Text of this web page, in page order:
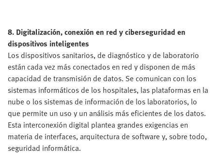
8. Digitalización, conexión en red y ciberseguridad en
dispositivos inteligentes
Los dispositivos sanitarios, de diagnóstico y de laboratorio
están cada vez más conectados en red y disponen de más
capacidad de transmisión de datos. Se comunican con los
sistemas informáticos de los hospitales, las plataformas en la
nube o los sistemas de información de los laboratorios, lo
que permite un uso y un análisis más eficientes de los datos.
Esta interconexión digital plantea grandes exigencias en
materia de interfaces, arquitectura de software y, sobre todo,
seguridad informática.